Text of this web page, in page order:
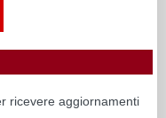
ricevere aggiornamenti